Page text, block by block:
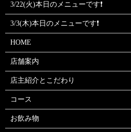
3/22(火)本日のメニューです❗
3/3(木)本日のメニューです❗
HOME
店舗案内
店主紹介とこだわり
コース
お飲み物